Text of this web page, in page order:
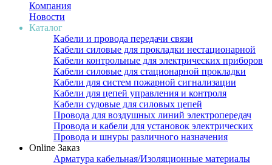
Компания
Новости
Каталог
Кабели и провода передачи связи
Кабели силовые для прокладки нестационарной
Кабели контрольные для электрических приборов
Кабели силовые для стационарной прокладки
Кабели для систем пожарной сигнализации
Кабели для цепей управления и контроля
Кабели судовые для силовых цепей
Провода для воздушных линий электропередач
Провода и кабели для установок электрических
Провода и шнуры различного назначения
Online Заказ
Арматура кабельная/Изоляционные материалы